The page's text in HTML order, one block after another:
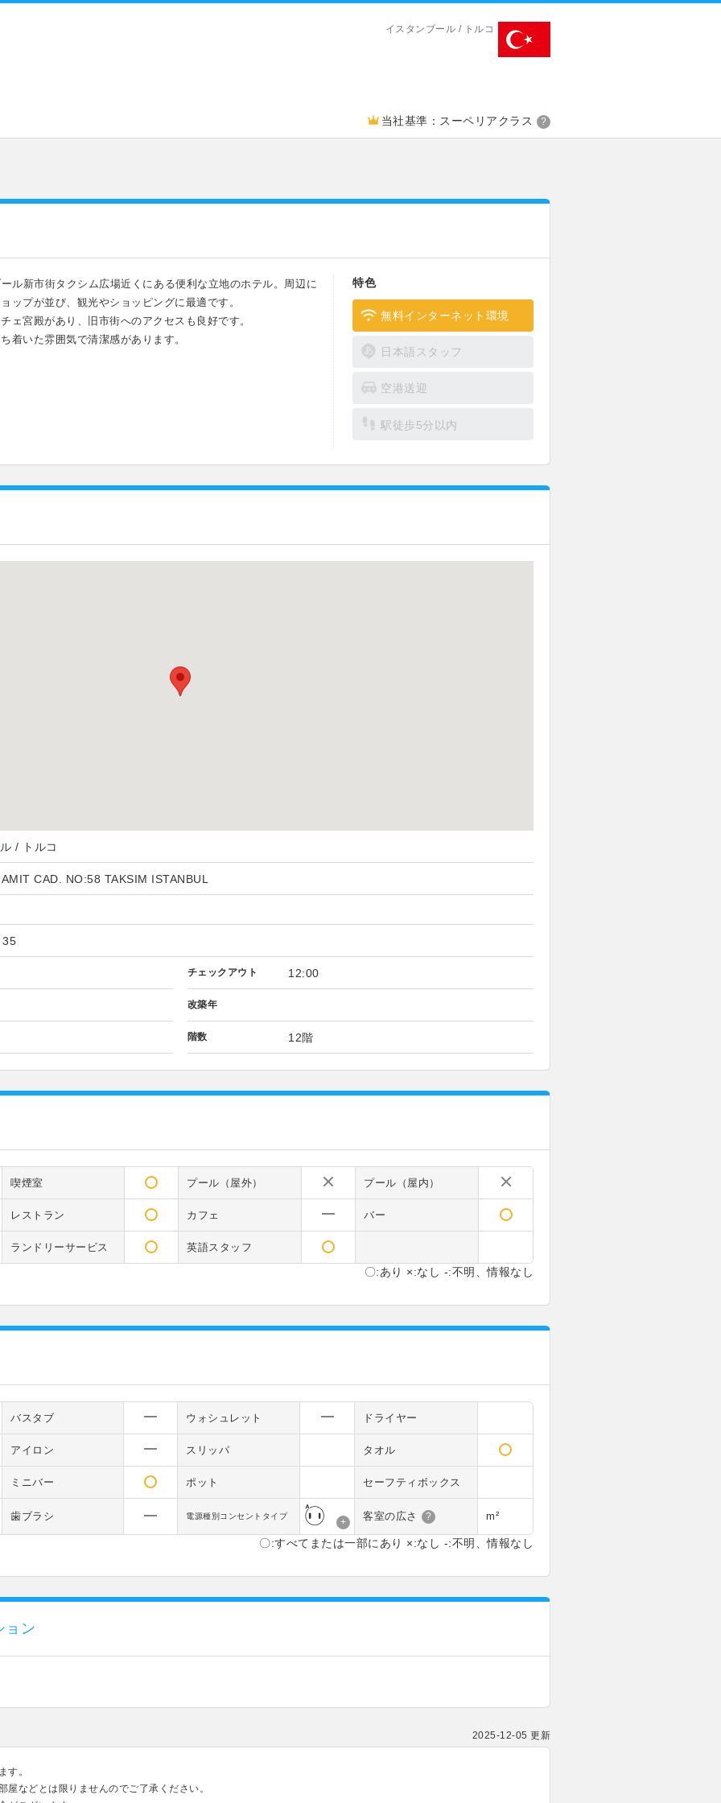
イスタンブール / トルコ
当社基準：スーペリアクラス ?
ル新市街タクシム広場近くにある便利な立地のホテル。周辺に
ップが並び、観光やショッピングに最適です。
ェ宮殿があり、旧市街へのアクセスも良好です。
着いた雰囲気で清潔感があります。
特色
無料インターネット環境
日本語スタッフ
空港送迎
駅徒歩5分以内
/ トルコ
CAD. NO:58 TAKSIM ISTANBUL
35
チェックアウト 12:00
改築年
階数 12階
喫煙室 プール（屋外） プール（屋内）
レストラン カフェ バー
ランドリーサービス 英語スタッフ
〇:あり ×:なし -:不明、情報なし
バスタブ ウォシュレット ドライヤー
アイロン スリッパ タオル
ミニバー ポット セーフティボックス
歯ブラシ 電源種別コンセントタイプ
+ 客室の広さ ? m²
〇:すべてまたは一部にあり ×:なし -:不明、情報なし
ョン
2025-12-05 更新
す。
などとは限りませんのでご了承ください。